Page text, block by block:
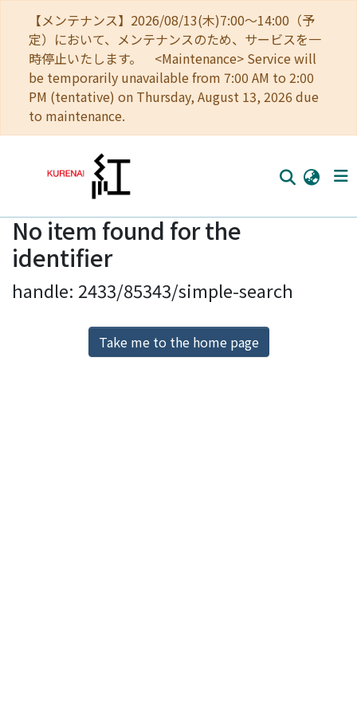
【メンテナンス】2026/08/13(木)7:00～14:00（予
定）において、メンテナンスのため、サービスを一
時停止いたします。 <Maintenance> Service will
be temporarily unavailable from 7:00 AM to 2:00
PM (tentative) on Thursday, August 13, 2026 due
to maintenance.
Home
Communities
Browse
Download Ranking
No item found for the
identifier
handle: 2433/85343/simple-search
Take me to the home page